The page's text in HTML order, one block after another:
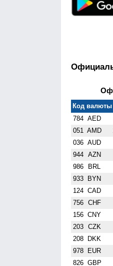
Код валюты
784 AED
051 AMD
036 AUD
944 AZN
986 BRL
933 BYN
124 CAD
756 CHF
156 CNY
203 CZK
208 DKK
978 EUR
826 GBP